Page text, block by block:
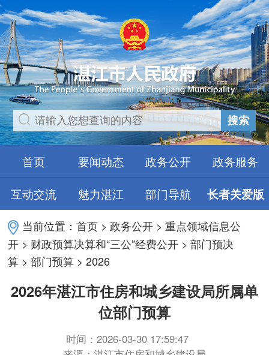
搜索
首页 要闻动态 政务公开
政务服务
互动交流
魅力湛江 部门导航 长者关爱版
当前位置：首页 >政务公开 >重点领域信息公
开 > 财政预算决算和“三公”经费公开 >部门预决
算 >部门预算 >2026
2026年湛江市住房和城乡建设局所属单
位部门预算
时间：2026-03-30 17:59:47